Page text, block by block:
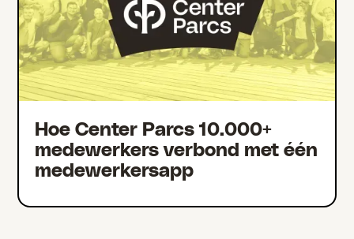
Hoe Center Parcs 10.000+
medewerkers verbond met één
medewerkersapp